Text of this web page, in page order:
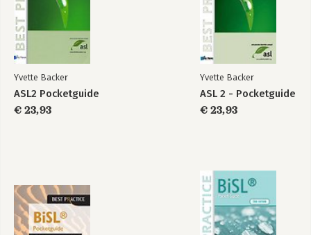
Bekijk alle boeken
Bekijk alle boeken
Yvette Backer
ASL2 Pocketguide
€ 23,93
Yvette Backer
ASL 2 - Pocketguide
€ 23,93